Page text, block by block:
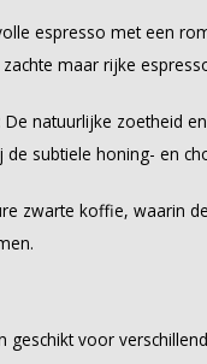
espresso met een
maar rijke
: De natuurlijke zoetheid
subtiele honing- en
zwarte koffie, waarin
geschikt voor